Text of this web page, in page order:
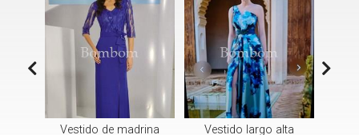
Vestido largo alta
vestido largo sonia